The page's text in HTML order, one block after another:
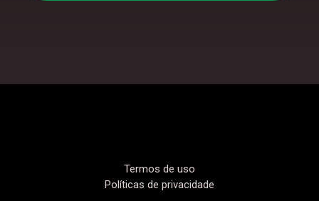
Termos de uso
Políticas de privacidade